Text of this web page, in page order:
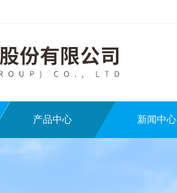
产品中心 新闻中心